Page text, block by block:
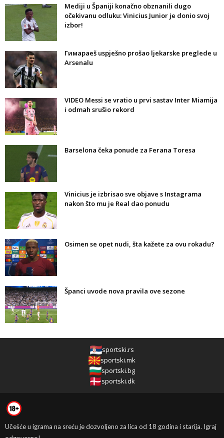
Mediji u Španiji konačno obznanili dugo
očekivanu odluku: Vinicius Junior je donio svoj
izbor!
Гимараeš uspješno prošao ljekarske preglede u
Arsenalu
VIDEO Messi se vratio u prvi sastav Inter Miamija
i odmah srušio rekord
Barselona čeka ponude za Ferana Toresa
Vinicius je izbrisao sve objave s Instagrama
nakon što mu je Real dao ponudu
Osimen se opet nudi, šta kažete za ovu rokadu?
Španci uvode nova pravila ove sezone
sportski.rs
sportski.mk
sportski.bg
sportski.dk
Učešće u igrama na sreću je dozvoljeno za lica od 18 godina i starija. Igraj